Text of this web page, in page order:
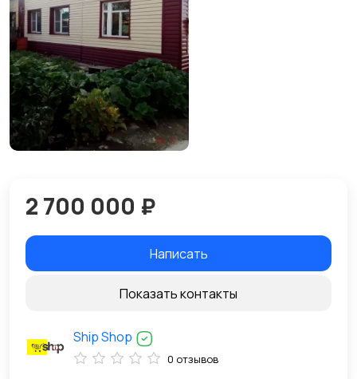
2 700 000 ₽
Написать
Показать контакты
Ship Shop
0 отзывов